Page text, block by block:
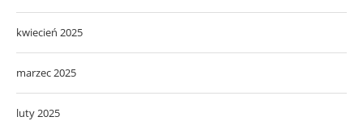
kwiecień 2025
marzec 2025
luty 2025